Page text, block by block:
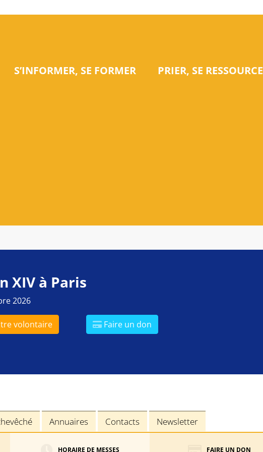
S’INFORMER, SE FORMER PRIER, SE
XIV à Paris
2026
volontaire Faire un don
Annuaires Contacts Newsletter
HORAIRE DE MESSES FAIRE UN DON